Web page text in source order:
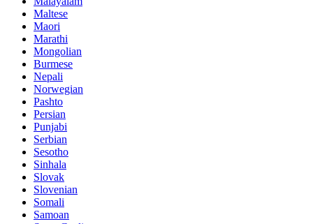
Maltese
Maori
Marathi
Mongolian
Burmese
Nepali
Norwegian
Pashto
Persian
Punjabi
Serbian
Sesotho
Sinhala
Slovak
Slovenian
Somali
Samoan